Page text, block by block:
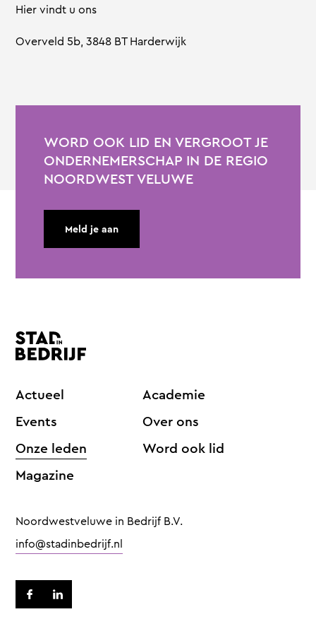
Hier vindt u ons
Overveld 5b, 3848 BT Harderwijk
WORD OOK LID EN VERGROOT JE
ONDERNEMERSCHAP IN DE REGIO
NOORDWEST VELUWE
Meld je aan
Actueel
Events
Onze leden
Magazine
Academie
Over ons
Word ook lid
Noordwestveluwe in Bedrijf B.V.
info@stadinbedrijf.nl